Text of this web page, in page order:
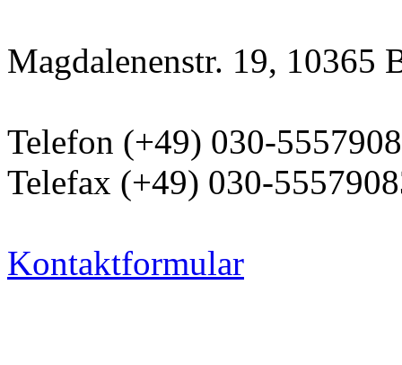
Magdalenenstr. 19, 10365
Telefon (+49) 030-
Telefax (+49) 030-
Kontaktformular